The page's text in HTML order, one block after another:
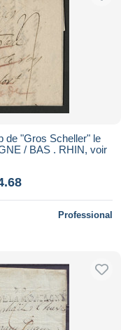
de "Gros Scheller" le
/ BAS . RHIN, voir
Professional